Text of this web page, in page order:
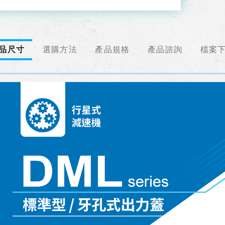
尺寸 選購方法 產品規格 產品諮詢 檔案